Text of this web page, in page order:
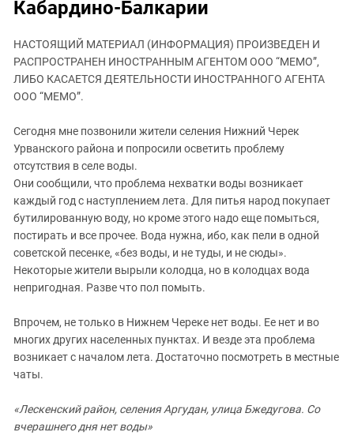
ЗАСТАВЛЯЕТ
ИНАКОМЫСЛИЕ В ЧЕЧНЕ
ПРЕСЛЕДОВАНИЕ АКТИВИСТОВ
МОБИЛИЗАЦИЯ И ПРОТЕСТЫ
Дагестан
Ингушетия
Кабардино-Балкария
Калмыкия
Краснодарский край
Российская Федерация
Ростовская область
Северная Осетия - Алания
СКФО
Ставропольский край
Южная Осетия
Южный Кавказ
ЮФО
Кабардино-Балкарии
НАСТОЯЩИЙ МАТЕРИАЛ (ИНФОРМАЦИЯ) ПРОИЗВЕДЕН И
РАСПРОСТРАНЕН ИНОСТРАННЫМ АГЕНТОМ ООО “МЕМО”,
ЛИБО КАСАЕТСЯ ДЕЯТЕЛЬНОСТИ ИНОСТРАННОГО АГЕНТА
ООО “МЕМО”.
Сегодня мне позвонили жители селения Нижний Черек
Урванского района и попросили осветить проблему
отсутствия в селе воды.
Они сообщили, что проблема нехватки воды возникает
каждый год с наступлением лета. Для питья народ покупает
бутилированную воду, но кроме этого надо еще помыться,
постирать и все прочее. Вода нужна, ибо, как пели в одной
советской песенке, «без воды, и не туды, и не сюды».
Некоторые жители вырыли колодца, но в колодцах вода
непригодная. Разве что пол помыть.
Впрочем, не только в Нижнем Череке нет воды. Ее нет и во
многих других населенных пунктах. И везде эта проблема
возникает с началом лета. Достаточно посмотреть в местные
чаты.
«Лескенский район, селения Аргудан, улица Бжедугова. Со
вчерашнего дня нет воды»